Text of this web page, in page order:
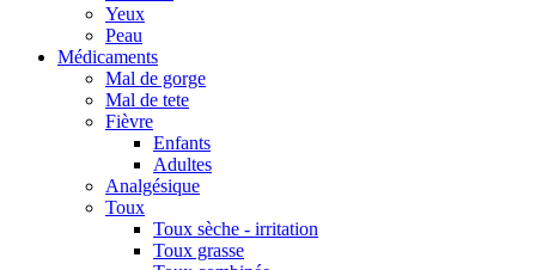
Yeux
Peau
Médicaments
Mal de gorge
Mal de tete
Fièvre
Enfants
Adultes
Analgésique
Toux
Toux sèche - irritation
Toux grasse